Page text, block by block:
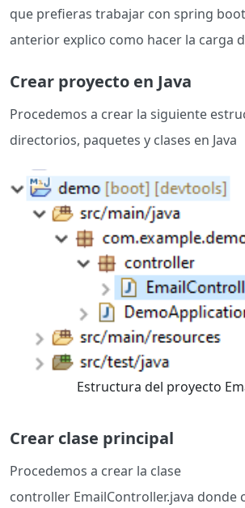
que prefieras trabajar con spring
anterior explico como hacer la carga
Crear proyecto en Java
Procedemos a crear la siguiente
directorios, paquetes y clases en Java
Estructura del proyecto
Crear clase principal
Procedemos a crear la clase
controller EmailController.java donde